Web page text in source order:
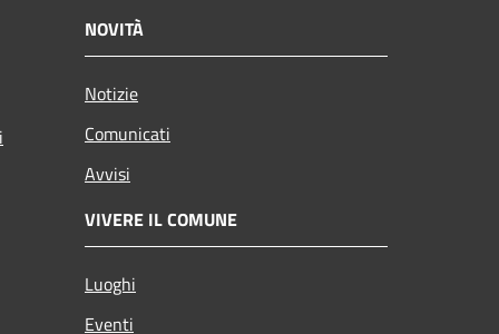
NOVITÀ
Notizie
Comunicati
Avvisi
VIVERE IL COMUNE
Luoghi
Eventi